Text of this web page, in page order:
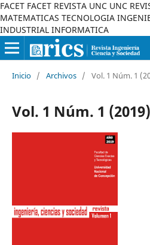
FACET FACET REVISTA UNC UNC
MATEMATICAS TECNOLOGIA
INDUSTRIAL INFORMATICA
Inicio / Archivos / Vol. 1 Núm. 1
Vol. 1 Núm. 1 (2019)